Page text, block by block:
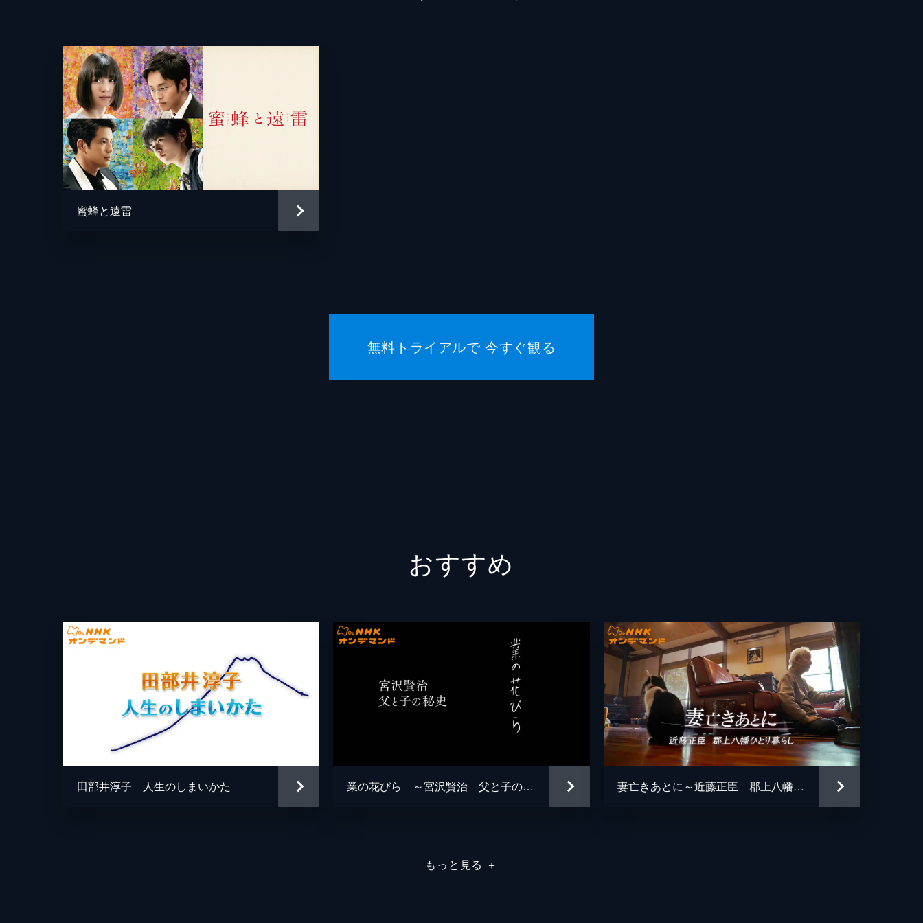
蜜蜂と遠雷
無料トライアルで 今すぐ観る
おすすめ
田部井淳子 人生のしまいかた 業の花びら ～宮沢賢治 父と子の秘史～ 妻亡きあとに～近藤正臣 郡上八幡ひとり暮らし～
もっと見る ＋